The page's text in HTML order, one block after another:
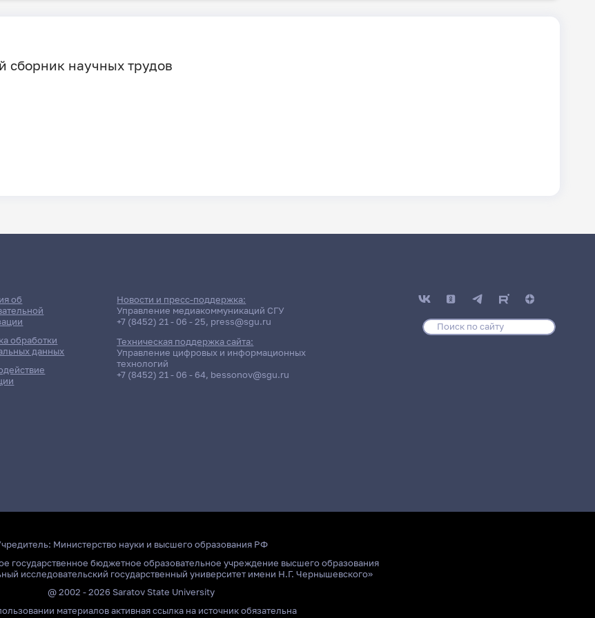
сборник научных трудов
об
обработки
данных
Новости и пресс-поддержка:
Управление медиакоммуникаций СГУ
+7 (8452) 21 - 06 - 25, press@sgu.ru
Техническая поддержка сайта:
Управление цифровых и информационных
технологий
+7 (8452) 21 - 06 - 64, bessonov@sgu.ru
Министерство науки и высшего образования РФ
государственное бюджетное образовательное учреждение высшего образования
исследовательский государственный университет имени Н.Г. Чернышевского»
@ 2002 - 2026 Saratov State University
материалов активная ссылка на источник обязательна